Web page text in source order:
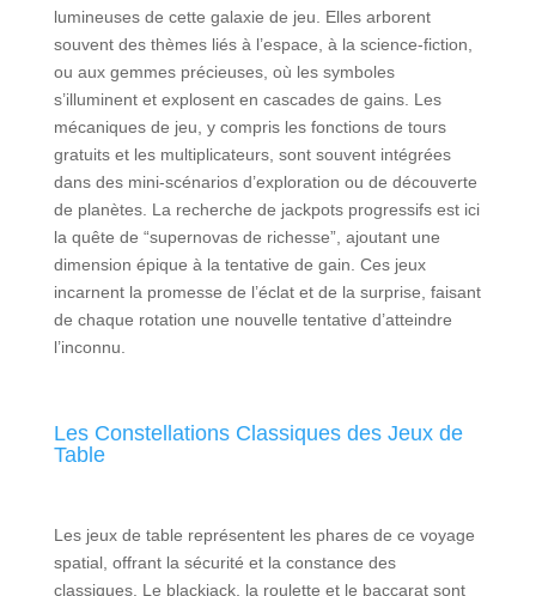
lumineuses de cette galaxie de jeu. Elles arborent
souvent des thèmes liés à l’espace, à la science-fiction,
ou aux gemmes précieuses, où les symboles
s’illuminent et explosent en cascades de gains. Les
mécaniques de jeu, y compris les fonctions de tours
gratuits et les multiplicateurs, sont souvent intégrées
dans des mini-scénarios d’exploration ou de découverte
de planètes. La recherche de jackpots progressifs est ici
la quête de “supernovas de richesse”, ajoutant une
dimension épique à la tentative de gain. Ces jeux
incarnent la promesse de l’éclat et de la surprise, faisant
de chaque rotation une nouvelle tentative d’atteindre
l’inconnu.
Les Constellations Classiques des Jeux de
Table
Les jeux de table représentent les phares de ce voyage
spatial, offrant la sécurité et la constance des
classiques. Le blackjack, la roulette et le baccarat sont